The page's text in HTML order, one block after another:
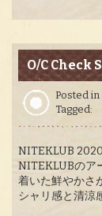
O/C Check
Posted in
Tagged:
NITEKLUB
NITEKLUBのア
着いた鮮やかさ
シャリ感と清涼